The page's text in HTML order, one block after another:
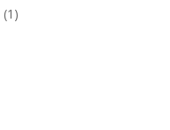
(1)